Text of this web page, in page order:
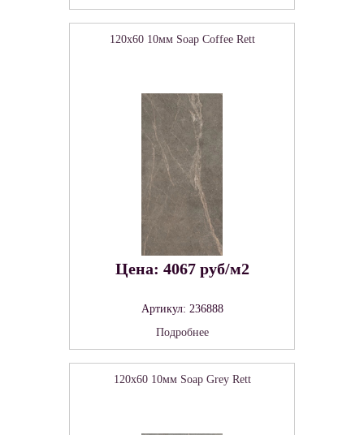
120x60 10мм Soap Coffee Rett
Цена: 4067 руб/м2
Артикул: 236888
Подробнее
120x60 10мм Soap Grey Rett